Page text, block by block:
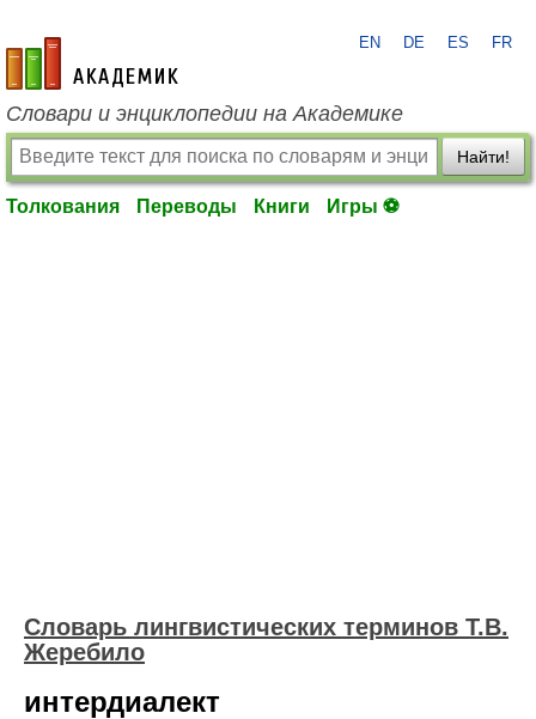
academic.ru
EN DE ES FR
Словари и энциклопедии на Академике
Найти!
Толкования Переводы Книги Игры ⚽
Словарь лингвистических терминов Т.В.
Жеребило
интердиалект